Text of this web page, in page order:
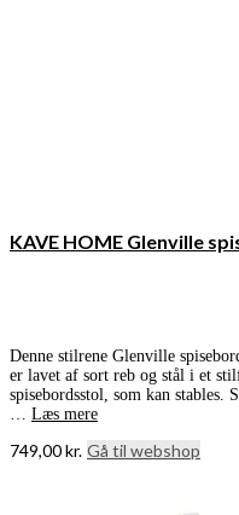
KAVE HOME Glenville
Denne stilrene Glenville
er lavet af sort reb og stål i et
spisebordsstol, som kan stables.
Læs mere
749,00kr. Gå til webshop